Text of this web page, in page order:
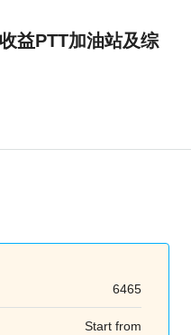
益PTT加油站及综
6465
Start from